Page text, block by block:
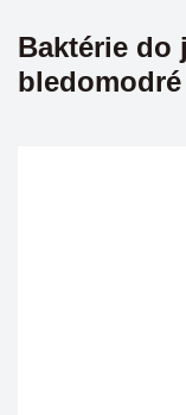
Baktérie do